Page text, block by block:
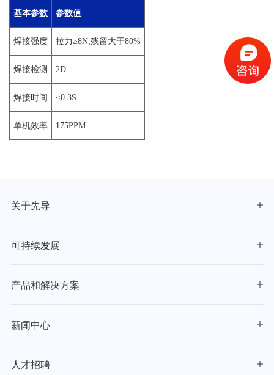
基本参数 参数值
焊接强度 拉力≥8N;残留大于80%
焊接检测 2D
焊接时间 ≤0.3S
单机效率 175PPM
关于先导
可持续发展
产品和解决方案
新闻中心
人才招聘